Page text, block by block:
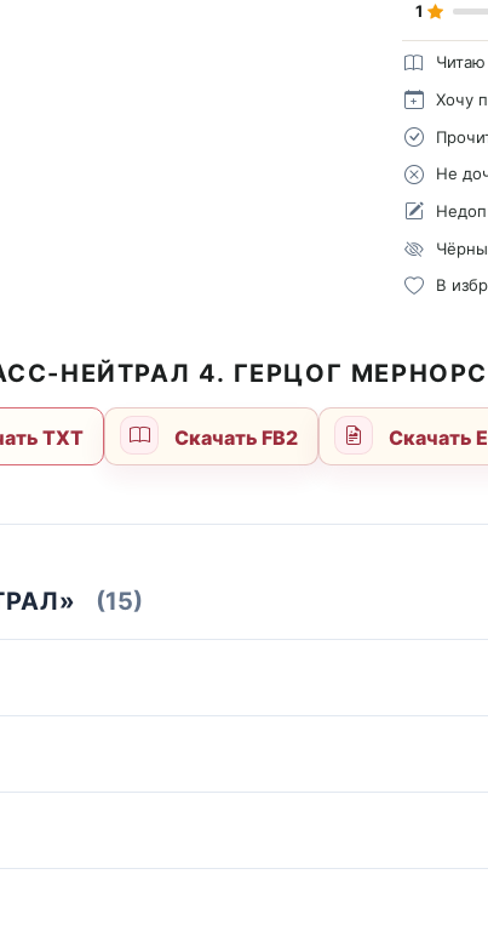
1
Читаю
Хочу
Не
В
НЕЙТРАЛ 4. ГЕРЦОГ
TXT Скачать FB2 Скачать
(15)